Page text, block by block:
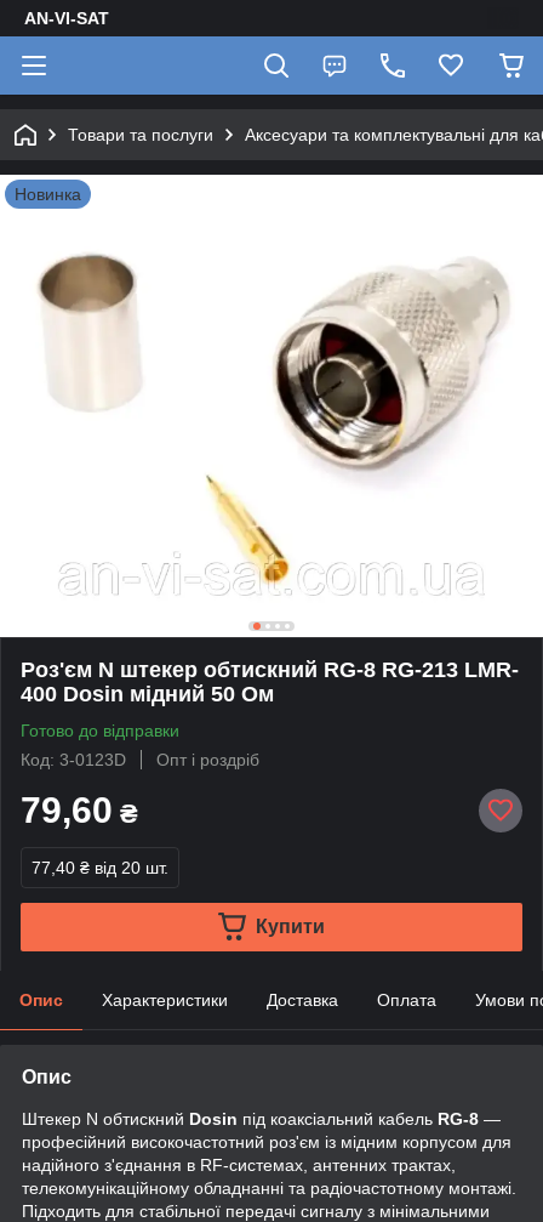
AN-VI-SAT
Товари та послуги Аксесуари та комплектувальні для
Новинка
Роз'єм N штекер обтискний RG-8 RG-213 LMR-
400 Dosin мідний 50 Ом
Готово до відправки
Код: 3-0123D
Опт і роздріб
79,60 ₴
77,40 ₴ від 20 шт.
Купити
Опис Характеристики Доставка Оплата Умови
Опис
Штекер N обтискний Dosin під коаксіальний кабель RG-8 —
професійний високочастотний роз'єм із мідним корпусом для
надійного з'єднання в RF-системах, антенних трактах,
телекомунікаційному обладнанні та радіочастотному монтажі.
Підходить для стабільної передачі сигналу з мінімальними